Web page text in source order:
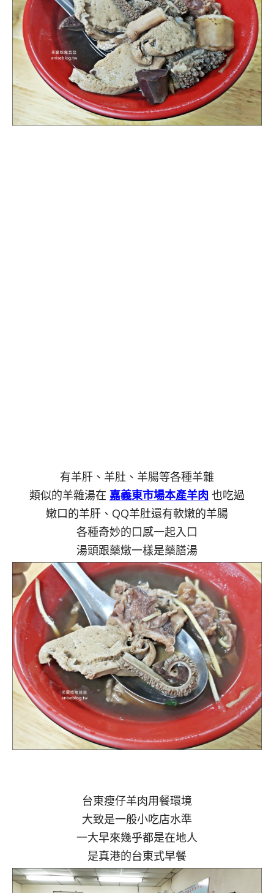
有羊肝、羊肚、羊腸等各種羊雜
類似的羊雜湯在 嘉義東市場本產羊肉 也吃過
嫩口的羊肝、QQ羊肚還有軟嫩的羊腸
各種奇妙的口感一起入口
湯頭跟藥燉一樣是藥膳湯
台東瘦仔羊肉用餐環境
大致是一般小吃店水準
一大早來幾乎都是在地人
是真港的台東式早餐